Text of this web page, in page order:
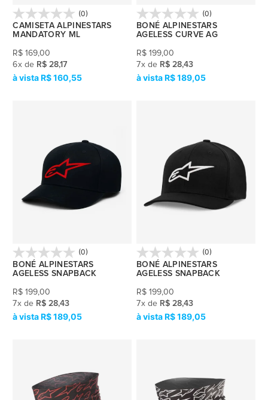
(0)
CAMISETA ALPINESTARS
MANDATORY ML
R$ 169,00
6x de R$ 28,17
R$ 160,55
(0)
BONÉ ALPINESTARS
AGELESS CURVE AG
R$ 199,00
7x de R$ 28,43
R$ 189,05
(0)
BONÉ ALPINESTARS
AGELESS SNAPBACK
R$ 199,00
7x de R$ 28,43
R$ 189,05
(0)
BONÉ ALPINESTARS
AGELESS SNAPBACK
R$ 199,00
7x de R$ 28,43
R$ 189,05